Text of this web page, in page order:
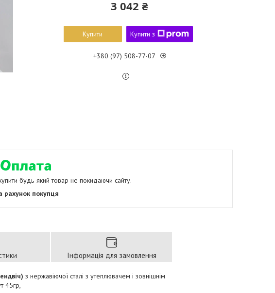
3 042 ₴
Купити Купити з
+380 (97) 508-77-07
будь-який товар не покидаючи сайту.
рахунок покупця
Інформація для замовлення
з нержавіючої сталі з утеплювачем і зовнішнім
45гр,